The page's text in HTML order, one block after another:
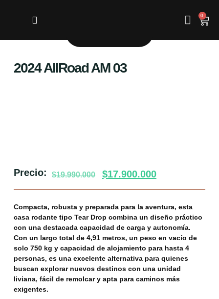
0
2024 AllRoad AM 03
Precio: $19.990.000 $17.900.000
Compacta, robusta y preparada para la aventura, esta
casa rodante tipo Tear Drop combina un diseño práctico
con una destacada capacidad de carga y autonomía.
Con un largo total de 4,91 metros, un peso en vacío de
solo 750 kg y capacidad de alojamiento para hasta 4
personas, es una excelente alternativa para quienes
buscan explorar nuevos destinos con una unidad
liviana, fácil de remolcar y apta para caminos más
exigentes.